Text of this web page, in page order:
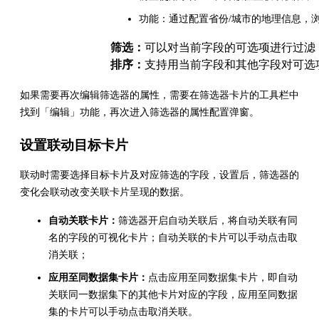
功能：通过配置省份/城市的地理信息，
筛选： 可以对当前字段的可选项进行过
排序： 支持用当前字段和其他字段对可
如果需要再次编辑筛选器的属性，需要在筛选器卡片的工具栏中
找到「编辑」功能，再次进入筛选器的属性配置弹窗。
设置联动目标卡片
联动时需要选择目标卡片及对应筛选的字段，设置后，筛选器的
变化会联动改变关联卡片呈现的数据。
自动关联卡片： 筛选器开启自动关联后，将自动关联有同
名的字段的可视化卡片；自动关联的卡片可以手动点击取
消关联；
应用至同数据集卡片： 点击应用至同数据集卡片，即自动
关联同一数据集下的其他卡片对应的字段，应用至同数据
集的卡片可以手动点击取消关联。